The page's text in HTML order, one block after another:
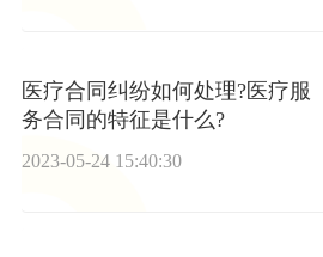
医疗合同纠纷如何处理?医疗服
务合同的特征是什么?
2023-05-24 15:40:30